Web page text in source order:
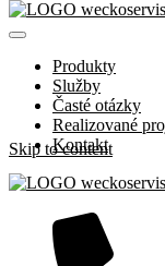
Skip to content
Produkty
Služby
Časté otázky
Realizované
Kontakt